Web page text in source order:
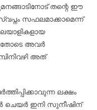
തന്റെ ഈ
സഫലമാക്കാമെന്ന്
അവർ
അത്
ലക്ഷം
ചെയർ ഇനി സുനീഷിന്